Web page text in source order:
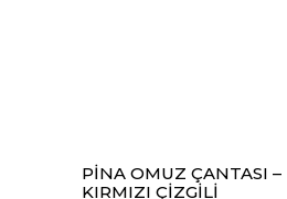
PINA OMUZ ÇANTASI –
KIRMIZI ÇIZGILI